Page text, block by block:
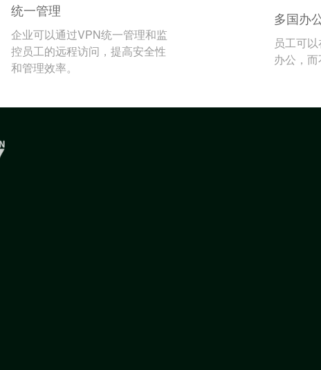
统一管理
企业可以通过VPN统一管理和监
控员工的远程访问，提高安全性
和管理效率。
多国办
员工可
办公，而